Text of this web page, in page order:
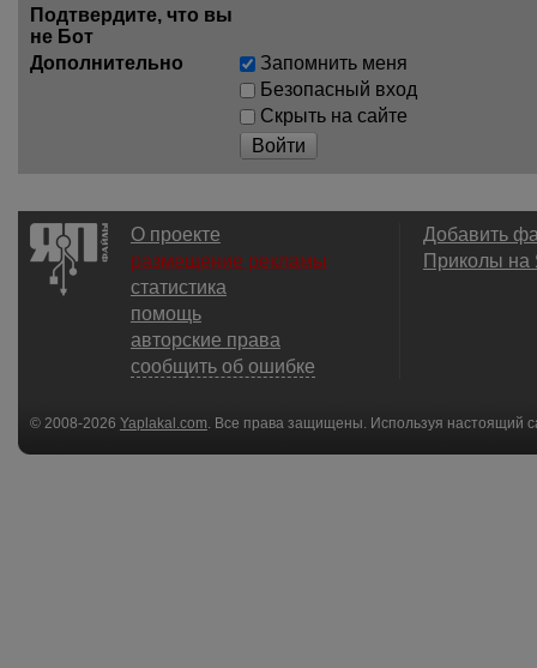
Подтвердите, что вы
не Бот
Дополнительно
Запомнить меня
Безопасный вход
Скрыть на сайте
Войти
О проекте
размещение рекламы
статистика
помощь
авторские права
сообщить об ошибке
Добавить
Приколы
© 2008-2026 Yaplakal.com . Все права защищены. Используя настоящий
соглашения.